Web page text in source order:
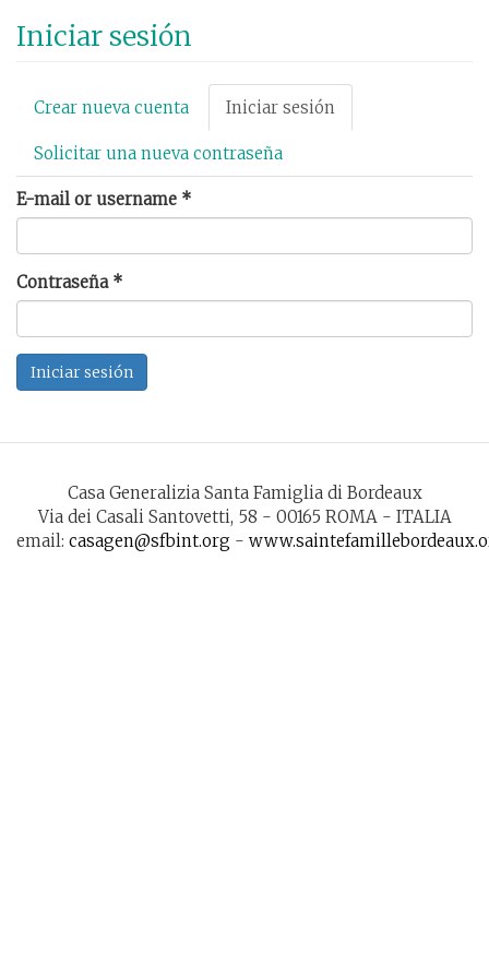
Iniciar sesión
Solapas
principales
Crear nueva cuenta Iniciar sesión
activa)
Solicitar una nueva contraseña
E-mail or username *
Contraseña *
Iniciar sesión
Casa Generalizia Santa Famiglia di Bordeaux
Via dei Casali Santovetti, 58 - 00165 ROMA - ITALIA
email: casagen@sfbint.org -